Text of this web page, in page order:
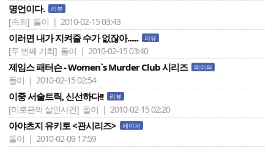
명언이다. 리뷰
[속죄] 돌이 | 2010-02-15 03:43
이러면 내가 지켜줄 수가 없잖아...... 리뷰
[두 번째 기회] 돌이 | 2010-02-15 03:40
제임스 패터슨 - Women`s Murder Club 시리즈 페이퍼
돌이 | 2010-02-15 02:54
이중 서술트릭, 신선하다!! 리뷰
[미로관의 살인사건] 돌이 | 2010-02-15 02:20
아야츠지 유키토 <관시리즈> 페이퍼
돌이 | 2010-02-09 17:59